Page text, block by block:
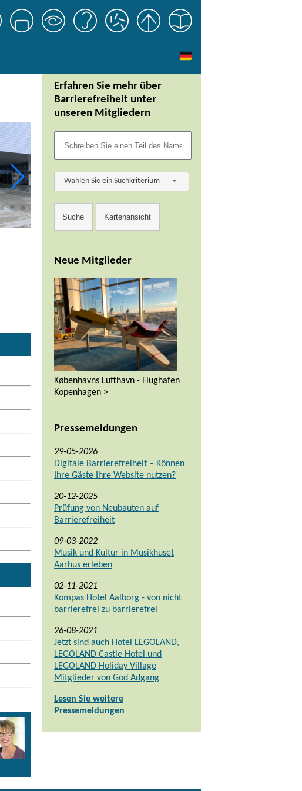
Erfahren Sie mehr über
Barrierefreiheit unter
unseren Mitgliedern
Wählen Sie ein Suchkriterium
Neue Mitglieder
Københavns Lufthavn - Flughafen
Kopenhagen >
Pressemeldungen
29-05-2026
Digitale Barrierefreiheit – Können
Ihre Gäste Ihre Website nutzen?
20-12-2025
Prüfung von Neubauten auf
Barrierefreiheit
09-03-2022
Musik und Kultur in Musikhuset
Aarhus erleben
02-11-2021
Kompas Hotel Aalborg - von nicht
barrierefrei zu barrierefrei
26-08-2021
Jetzt sind auch Hotel LEGOLAND,
LEGOLAND Castle Hotel und
LEGOLAND Holiday Village
Mitglieder von God Adgang
Lesen Sie weitere
Pressemeldungen